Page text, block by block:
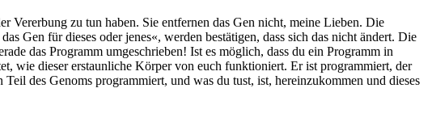
Vererbung zu tun haben. Sie entfernen das Gen nicht, meine Lieben. Die
Gen für dieses oder jenes«, werden bestätigen, dass sich das nicht ändert. Die
das Programm umgeschrieben! Ist es möglich, dass du ein Programm in
wie dieser erstaunliche Körper von euch funktioniert. Er ist programmiert, der
des Genoms programmiert, und was du tust, ist, hereinzukommen und dieses